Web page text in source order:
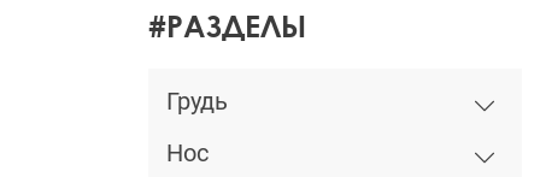
#РАЗДЕЛЫ
Грудь
Нос